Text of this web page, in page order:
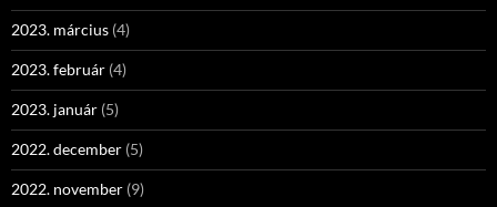
2023. március (4)
2023. február (4)
2023. január (5)
2022. december (5)
2022. november (9)